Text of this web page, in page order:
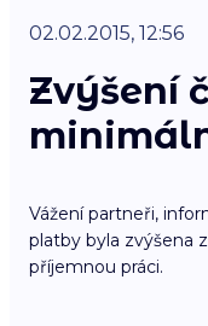
02.02.2015, 12:56
Zvýšení
Vážení partneři,
platby byla zvýšena
příjemnou práci.